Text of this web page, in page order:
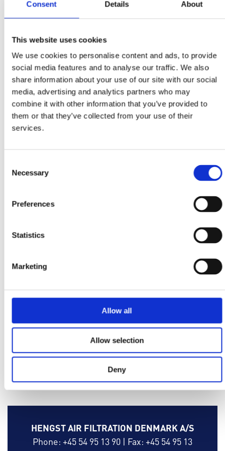
Consent Details About
This website uses cookies
We use cookies to personalise content and ads, to provide
social media features and to analyse our traffic. We also
share information about your use of our site with our social
media, advertising and analytics partners who may
combine it with other information that you’ve provided to
them or that they’ve collected from your use of their
services.
Selection
Necessary
Preferences
Statistics
Marketing
Allow all
Allow selection
Deny
entstehen, zu verbessern. Im Vergleich zu herkömmlichen Polyestermedien,
mit denen sich ähnlich gute Ergebnisse nur schwer erzielen lassen, bietet das
Synthetic Wave System von Beginn an eine höhere Effizienz.
Das Synthetic Wave System stellt eine Kombination aus standardmäßigen
Polyestermedien und hocheffizienten ePTFEMembranmedien dar.
Vorteile des Synthetic Wave Systems:
höhere Staubabscheidung – wirksamer Schutz von Mitarbeitern und
Umwelt vor schädlichen Emissionen
höhere Effizienz, bessere Filterstandzeiten und Kosteneinsparungen
für industrielle Filterkollektoren
senken den Stromund Druckluftverbrauch und verbessern so die
Energieeffizienz
Sie wollen auch Ihre Filterleistung optimieren?
Informieren Sie sich bei
HENGST AIR FILTRATION DENMARK A/S
Phone: +45 54 95 13 90 | Fax: +45 54 95 13